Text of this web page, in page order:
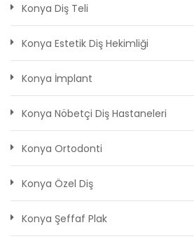
Konya Diş Teli
Konya Estetik Diş Hekimliği
Konya İmplant
Konya Nöbetçi Diş Hastaneleri
Konya Ortodonti
Konya Özel Diş
Konya Şeffaf Plak